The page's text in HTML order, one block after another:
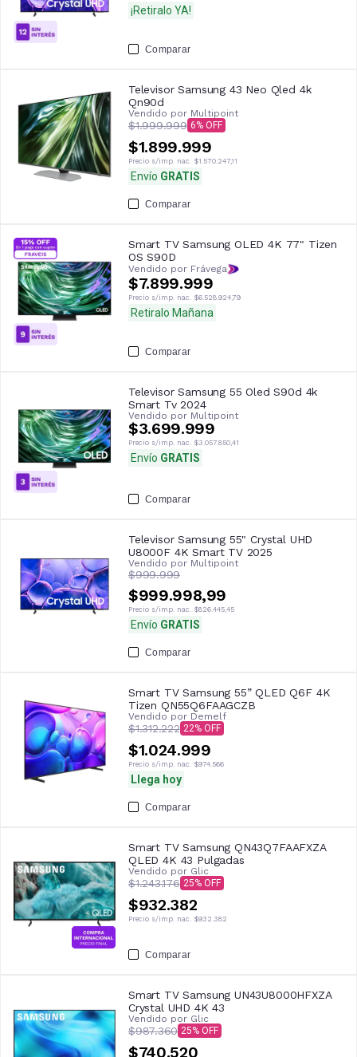
¡Retiralo YA!
Comparar
Televisor Samsung 43 Neo Qled 4k
Qn90d
Vendido por Multipoint
$1.999.999 6
$1.899.999
Precio s/imp. nac. $1.570.247,11
Envío GRATIS
Comparar
Smart TV Samsung OLED 4K 77" Tizen
OS S90D
Vendido por Frávega
$7.899.999
Precio s/imp. nac. $6.528.924,79
Retiralo Mañana
Comparar
Televisor Samsung 55 Oled S90d 4k
Smart Tv 2024
Vendido por Multipoint
$3.699.999
Precio s/imp. nac. $3.057.850,41
Envío GRATIS
Comparar
Televisor Samsung 55" Crystal UHD
U8000F 4K Smart TV 2025
Vendido por Multipoint
$999.999
$999.998,99
Precio s/imp. nac. $826.445,45
Envío GRATIS
Comparar
Smart TV Samsung 55” QLED Q6F 4K
Tizen QN55Q6FAAGCZB
Vendido por Demelf
$1.312.222 22
$1.024.999
Precio s/imp. nac. $974.566
Llega hoy
Comparar
Smart TV Samsung QN43Q7FAAFXZA
QLED 4K 43 Pulgadas
Vendido por Glic
$1.243.176 25
$932.382
Precio s/imp. nac. $932.382
Comparar
Smart TV Samsung UN43U8000HFXZA
Crystal UHD 4K 43
Vendido por Glic
$987.360 25
$740.520